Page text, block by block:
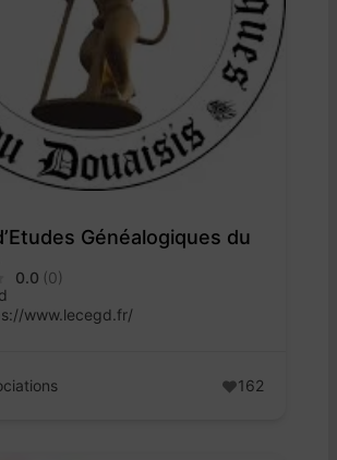
Généalogiques du
0.0 (0)
www.lecegd.fr/
162